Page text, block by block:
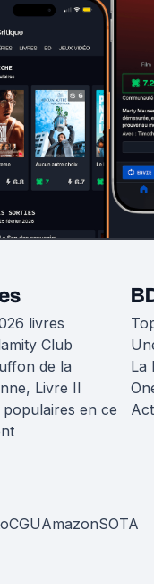
livres
Club
de la
Livre II
populaires en ce
La
CGUAmazonSOTA